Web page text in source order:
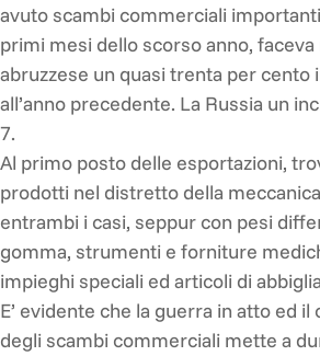
avuto scambi commerciali
primi mesi dello scorso anno,
abruzzese un quasi trenta per cento
all’anno precedente. La Russia un
7.
Al primo posto delle esportazioni,
prodotti nel distretto della
entrambi i casi, seppur con pesi
gomma, strumenti e forniture
impieghi speciali ed articoli di
E’ evidente che la guerra in atto ed
degli scambi commerciali mette a